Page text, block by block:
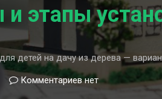
и этапы
детей на дачу из дерева —
Комментариевк
записи
нет